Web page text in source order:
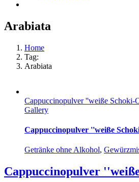
Arabiata
Home
Tag:
Arabiata
Cappuccinopulver ''weiße Schoki-
Gallery
Cappuccinopulver ''weiße
Getränke ohne Alkohol,
Cappuccinopulver